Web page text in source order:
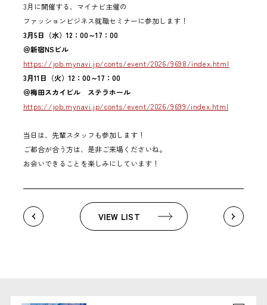
3月に開催する、マイナビ主催の
ファッションビジネス就職セミナーに参加します！
3月5日（水）12：00～17：00
＠新宿NSビル
https://job.mynavi.jp/conts/event/2026/9698/index.html
3月11日（火）12：00～17：00
＠梅田スカイビル ステラホール
https://job.mynavi.jp/conts/event/2026/9699/index.html
当日は、先輩スタッフも参加します！
ご都合が合う方は、是非ご来場くださいね。
お会いできることを楽しみにしています！
VIEW LIST